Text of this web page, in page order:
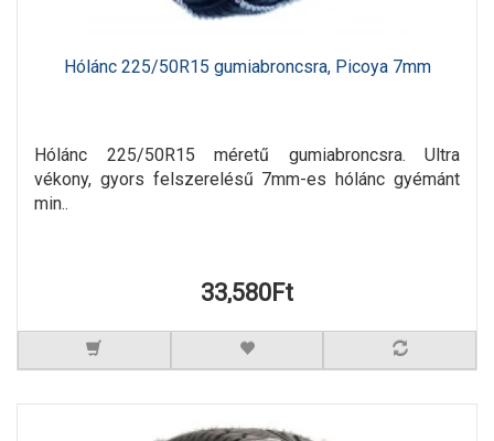
Hólánc 225/50R15 gumiabroncsra, Picoya 7mm
Hólánc 225/50R15 méretű gumiabroncsra. Ultra
vékony, gyors felszerelésű 7mm-es hólánc gyémánt
min..
33,580Ft